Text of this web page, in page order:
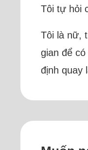
Tôi tự hỏi
Tôi là nữ,
gian để
định quay